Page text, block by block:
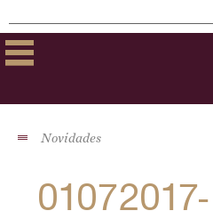
Novidades
01072017-